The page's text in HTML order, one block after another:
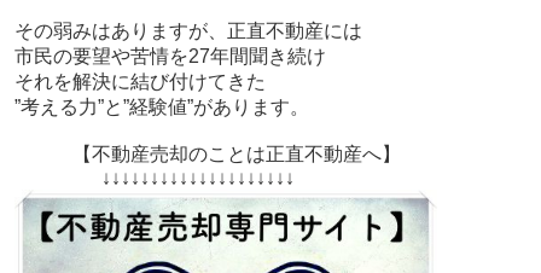
その弱みはありますが、正直不動産には
市民の要望や苦情を27年間聞き続け
それを解決に結び付けてきた
”考える力”と”経験値”があります。
【不動産売却のことは正直不動産へ】
↓↓↓↓↓↓↓↓↓↓↓↓↓↓↓↓↓↓↓↓